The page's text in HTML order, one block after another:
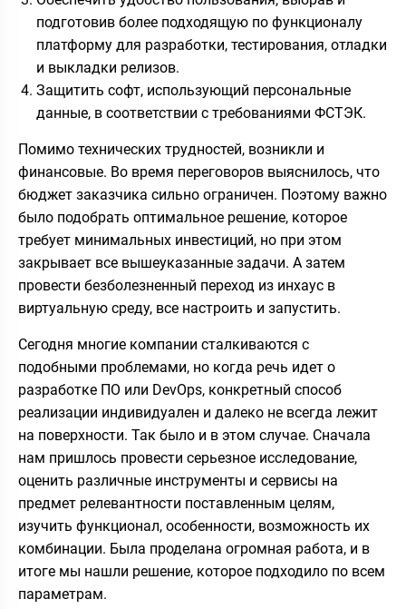
подготовив более подходящую по функционалу
платформу для разработки, тестирования, отладки
и выкладки релизов.
Защитить софт, использующий персональные
данные, в соответствии с требованиями ФСТЭК.
Помимо технических трудностей, возникли и
финансовые. Во время переговоров выяснилось, что
бюджет заказчика сильно ограничен. Поэтому важно
было подобрать оптимальное решение, которое
требует минимальных инвестиций, но при этом
закрывает все вышеуказанные задачи. А затем
провести безболезненный переход из инхаус в
виртуальную среду, все настроить и запустить.
Сегодня многие компании сталкиваются с
подобными проблемами, но когда речь идет о
разработке ПО или DevOps, конкретный способ
реализации индивидуален и далеко не всегда лежит
на поверхности. Так было и в этом случае. Сначала
нам пришлось провести серьезное исследование,
оценить различные инструменты и сервисы на
предмет релевантности поставленным целям,
изучить функционал, особенности, возможность их
комбинации. Была проделана огромная работа, и в
итоге мы нашли решение, которое подходило по всем
параметрам.